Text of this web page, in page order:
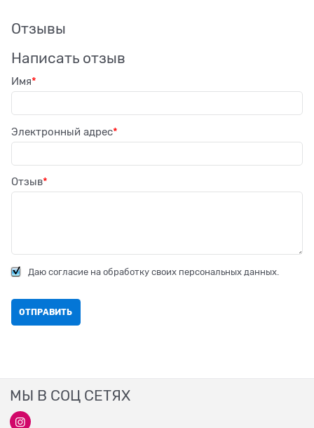
Отзывы
Написать отзыв
Имя
Электронный адрес
Отзыв
Даю согласие на обработку своих персональных данных.
МЫ В СОЦ СЕТЯХ